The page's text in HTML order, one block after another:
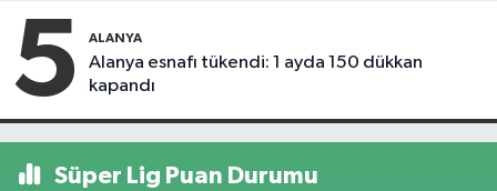
5 ALANYA
Alanya esnafı tükendi: 1 ayda 150 dükkan
kapandı
Süper Lig Puan Durumu